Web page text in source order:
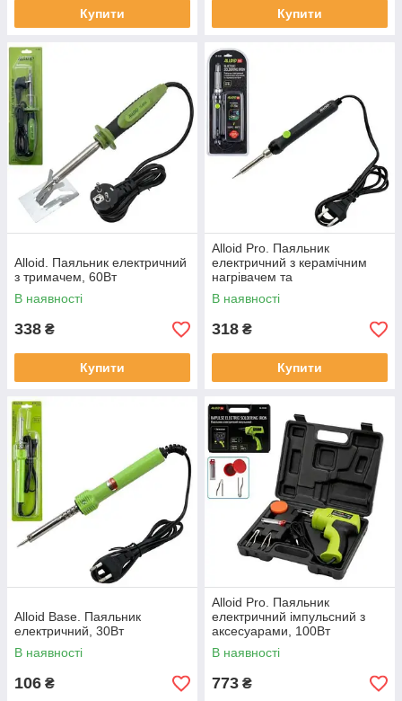
Купити Купити
Alloid. Паяльник електричний
з тримачем, 60Вт
В наявності
338 ₴
Купити
Alloid Pro. Паяльник
електричний з керамічним
нагрівачем та
терморегулятором, 60Вт
В наявності
318 ₴
Купити
Alloid Base. Паяльник
електричний, 30Вт
В наявності
106 ₴
Alloid Pro. Паяльник
електричний імпульсний з
аксесуарами, 100Вт
В наявності
773 ₴